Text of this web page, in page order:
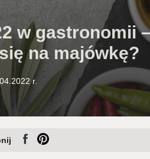
w gastronomii
na majówkę?
r.